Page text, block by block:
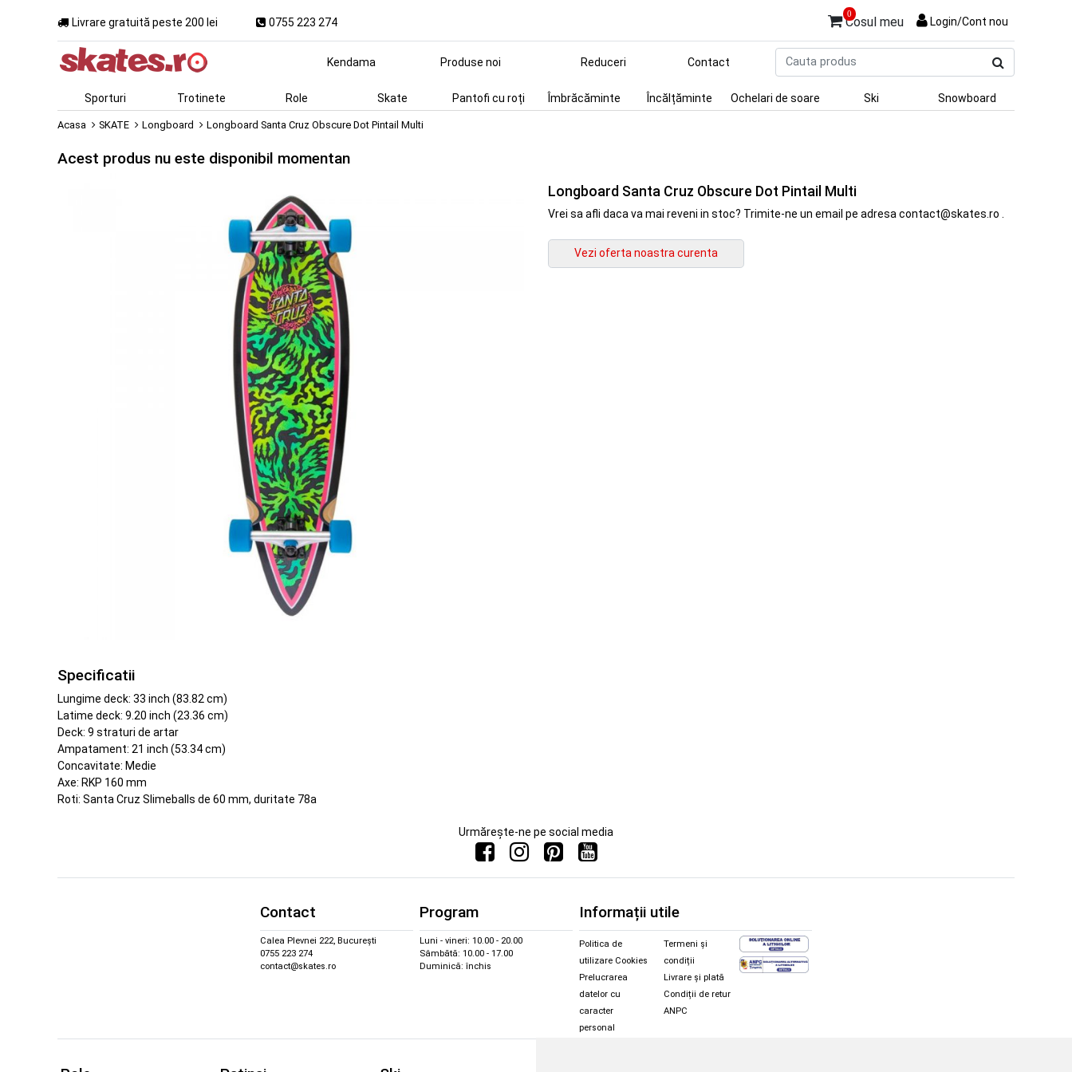
Livrare gratuită peste 200 lei 0755 223 274
0
Cosul meu Login/Cont nou
produs
Kendama Produse noi Reduceri Contact
Sporturi Trotinete Role Skate Pantofi cu roți Îmbrăcăminte Încălțăminte Ochelari de soare Ski Snowboard
Acasa SKATE Longboard Longboard Santa Cruz Obscure Dot Pintail Multi
Acest produs nu este disponibil momentan
Longboard Santa Cruz Obscure Dot Pintail Multi
Vrei sa afli daca va mai reveni in stoc? Trimite-ne un email pe adresa contact@skates.ro .
Specificatii
Lungime deck: 33 inch (83.82 cm)
Latime deck: 9.20 inch (23.36 cm)
Deck: 9 straturi de artar
Ampatament: 21 inch (53.34 cm)
Concavitate: Medie
Axe: RKP 160 mm
Roti: Santa Cruz Slimeballs de 60 mm, duritate 78a
Urmărește-ne pe social media
Contact
Calea Plevnei 222, București
0755 223 274
contact@skates.ro
Program
Luni - vineri: 10.00 - 20.00
Sâmbătă: 10.00 - 17.00
Duminică: închis
Informații utile
Politica de
utilizare Cookies
Prelucrarea
datelor cu
caracter
personal
Termeni și
condiții
Livrare și plată
Condiții de retur
ANPC